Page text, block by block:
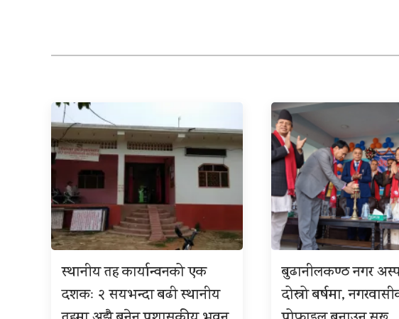
स्थानीय तह कार्यान्वनको एक
दशकः २ सयभन्दा बढी स्थानीय
बुढानीलकण्ठ नगर
दोस्रो बर्षमा,